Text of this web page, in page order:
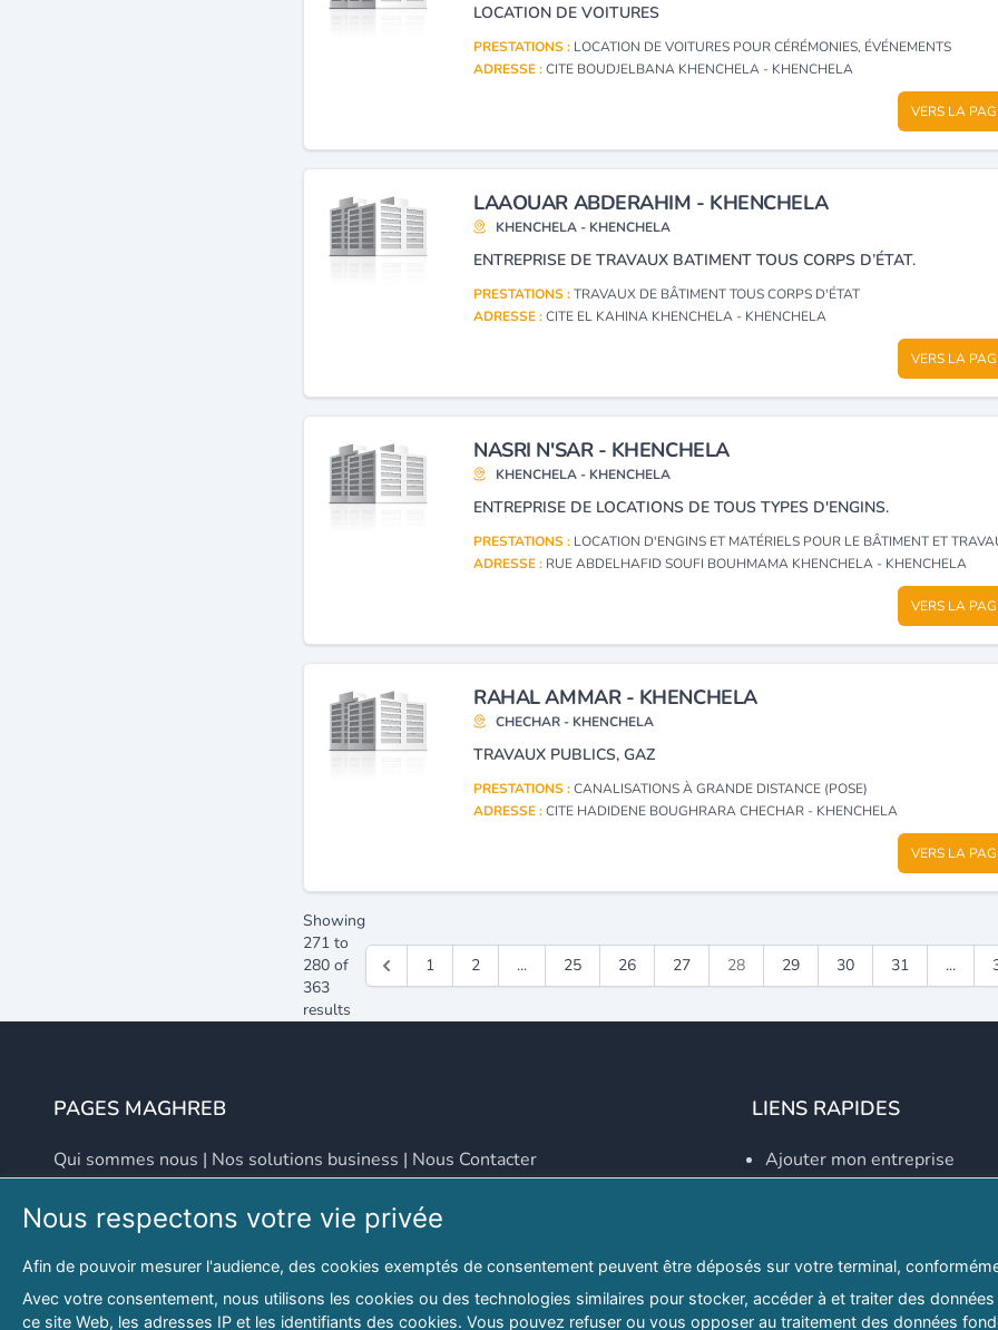
LOCATION DE VOITURES
PRESTATIONS : LOCATION DE VOITURES POUR CÉRÉMONIES, ÉVÉNEMENTS
ADRESSE :CITE BOUDJELBANA KHENCHELA - KHENCHELA
VERS LA
LAAOUAR ABDERAHIM - KHENCHELA
KHENCHELA - KHENCHELA
ENTREPRISE DE TRAVAUX BATIMENT TOUS CORPS D’ÉTAT.
PRESTATIONS :TRAVAUX DE BÂTIMENT TOUS CORPS D'ÉTAT
ADRESSE :CITE EL KAHINA KHENCHELA - KHENCHELA
VERS LA
NASRI N'SAR - KHENCHELA
KHENCHELA - KHENCHELA
ENTREPRISE DE LOCATIONS DE TOUS TYPES D'ENGINS.
PRESTATIONS : LOCATION D'ENGINS ET MATÉRIELS POUR LE BÂTIMENT ET TRAVAUX
ADRESSE : RUE ABDELHAFID SOUFI BOUHMAMA KHENCHELA - KHENCHELA
VERS LA
RAHAL AMMAR - KHENCHELA
CHECHAR - KHENCHELA
TRAVAUX PUBLICS, GAZ
PRESTATIONS :CANALISATIONS À GRANDE DISTANCE (POSE)
ADRESSE :CITE HADIDENE BOUGHRARA CHECHAR - KHENCHELA
VERS LA
Showing
271 to
280 of
363
results
1 2 ... 25 26 27 28 29 30 31 ...
PAGES MAGHREB
Qui sommes nous | Nos solutions business | Nous Contacter
Adresse Email
LIENS RAPIDES
Ajouter mon entreprise
Explorer par secteurs
Explorer par willayas
Nous respectons votre vie privée
Afin de pouvoir mesurer l'audience, des cookies exemptés de consentement peuvent être déposés sur votre terminal,
Avec votre consentement, nous utilisons les cookies ou des technologies similaires pour stocker, accéder à et traiter des
ce site Web, les adresses IP et les identifiants des cookies. Vous pouvez refuser ou vous opposer au traitement des données